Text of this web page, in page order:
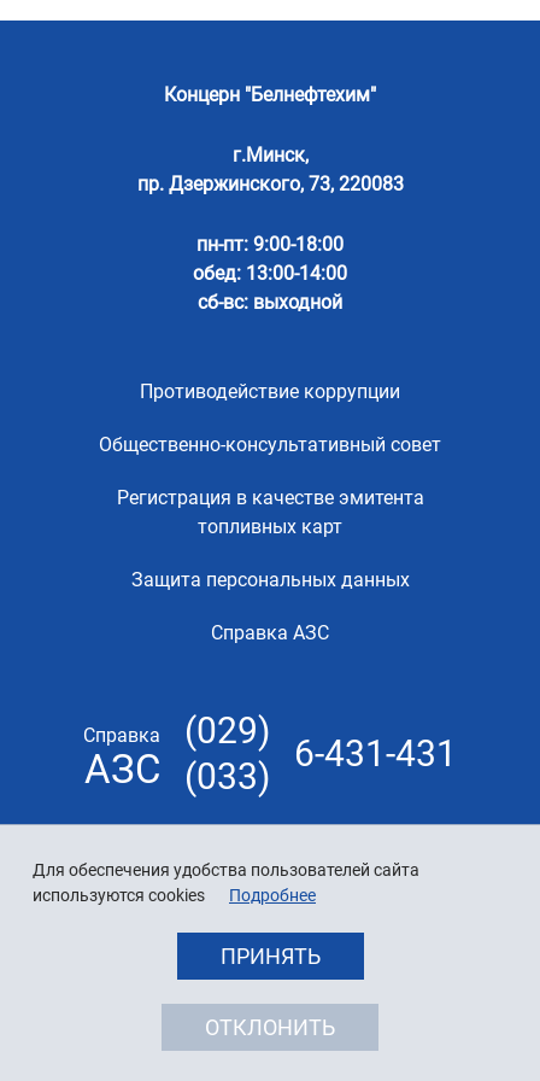
Для обеспечения удобства пользователей сайта
используются cookies
Подробнее
ПРИНЯТЬ
ОТКЛОНИТЬ
Концерн "Белнефтехим"
г.Минск,
пр. Дзержинского, 73, 220083
пн-пт: 9:00-18:00
обед: 13:00-14:00
сб-вс: выходной
Противодействие коррупции
Общественно-консультативный совет
Регистрация в качестве эмитента
топливных карт
Защита персональных данных
Справка АЗС
Справка
АЗС
(029)
(033)
6-431-431
© 2026 «Белнефтехим»